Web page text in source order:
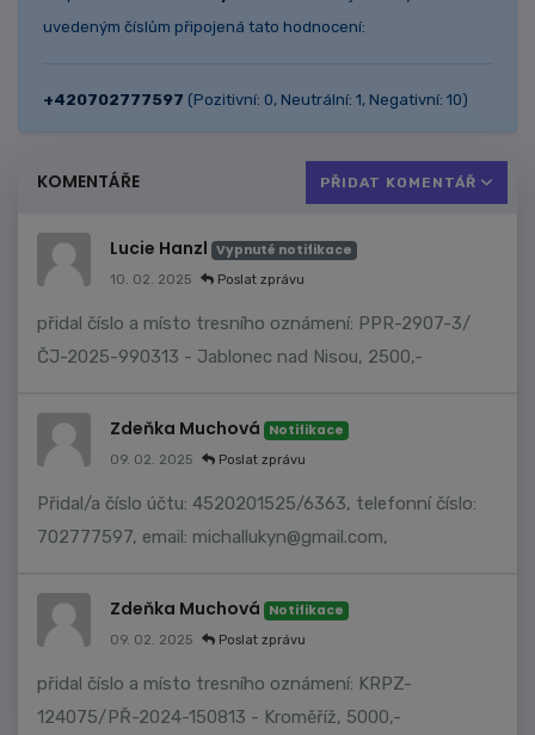
uvedeným číslům připojená tato hodnocení:
+420702777597 (Pozitivní: 0, Neutrální: 1, Negativní: 10)
KOMENTÁŘE PŘIDAT KOMENTÁŘ
Lucie Hanzl Vypnuté notifikace
10. 02. 2025 Poslat zprávu
přidal číslo a místo tresního oznámení: PPR-2907-3/
ČJ-2025-990313 - Jablonec nad Nisou, 2500,-
Zdeňka Muchová Notifikace
09. 02. 2025 Poslat zprávu
Přidal/a číslo účtu: 4520201525/6363, telefonní číslo:
702777597, email: michallukyn@gmail.com,
Zdeňka Muchová Notifikace
09. 02. 2025 Poslat zprávu
přidal číslo a místo tresního oznámení: KRPZ-
124075/PŘ-2024-150813 - Kroměříž, 5000,-